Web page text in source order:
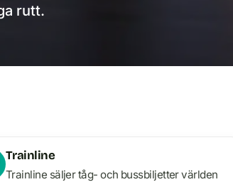
rutt.
Trainline
Trainline säljer tåg- och bussbiljetter världen